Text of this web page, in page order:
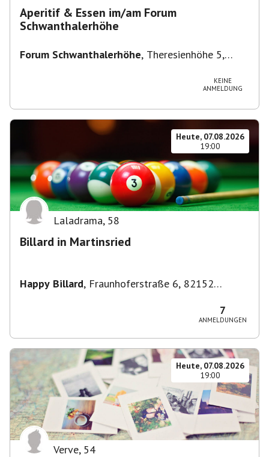
Aperitif & Essen im/am Forum
Schwanthalerhöhe
Forum Schwanthalerhöhe, Theresienhöhe 5,
KEINE
ANMELDUNG
Heute, 07.08.2026
19:00
Laladrama, 58
Billard in Martinsried
Happy Billard, Fraunhoferstraße 6, 82152
7
ANMELDUNGEN
Heute, 07.08.2026
19:00
Verve, 54